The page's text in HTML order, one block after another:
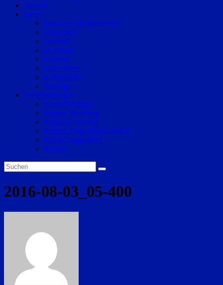
Vereine
Sport
Eishockey/Inlinehockey
Volleyball
Fussball
Handball
Football
Trabrennen
Kampfsport
Sonstige
Veranstaltungen
Veranstaltungen
Region Straubing
Region Landshut
Region Dingolfing-Landau
Raum Deggendorf
Bluval
2016-08-03_05-400